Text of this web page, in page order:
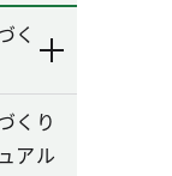
く
くり
アル